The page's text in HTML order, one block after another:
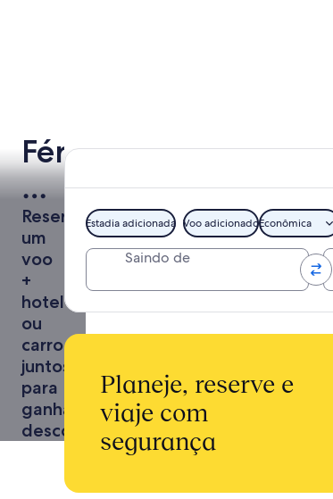
Férias
para
Arba
Reserve
um
voo
+
hotel
ou
carro
juntos
para
ganhar
descontos
Estadia adicionada Voo adicionadoEconômica
Saindo de
Planeje, reserve e
viaje com
segurança